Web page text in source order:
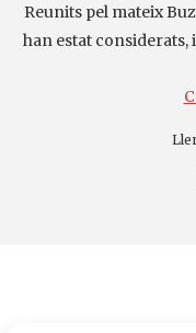
Reunits pel mateix
han estat